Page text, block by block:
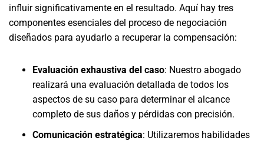
influir significativamente en el resultado. Aquí hay tres
componentes esenciales del proceso de negociación
diseñados para ayudarlo a recuperar la compensación:
Evaluación exhaustiva del caso: Nuestro abogado
realizará una evaluación detallada de todos los
aspectos de su caso para determinar el alcance
completo de sus daños y pérdidas con precisión.
Comunicación estratégica: Utilizaremos habilidades